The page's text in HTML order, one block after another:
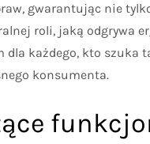
gwarantując nie
roli, jaką odgrywa
każdego, kto szuka
konsumenta.